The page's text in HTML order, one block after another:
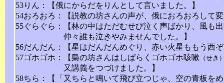
53りん：【俄にからだをりんとして言いました。】
54おろおろ：【説教の坊さんの声が、俄におろおろして
55ぐらぐら：【林の中はただむせび泣く声ばかり、風も
仲々誰も泣きやみませんでした。】
56だんだん：【星はだんだんめぐり、赤い火星ももう西
57ゴホゴホ：【梟の坊さんはしばらくゴホゴホ咳嗽 （せき
又講義をつづけました。】
58ちら：【「又ちらと鳴いて飛び立つじゃ、空の青板を